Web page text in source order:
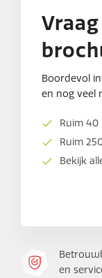
Boordevol
en nog veel
Ruim 40
Ruim
Bekijk
en